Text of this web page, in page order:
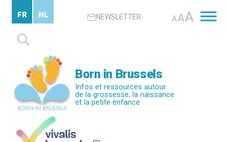
contenu
principal
NEWSLETTER AAA
Rechercher :
FR NL
Born in Brussels
Infos et ressources autour
de la grossesse, la naissance
et la petite enfance